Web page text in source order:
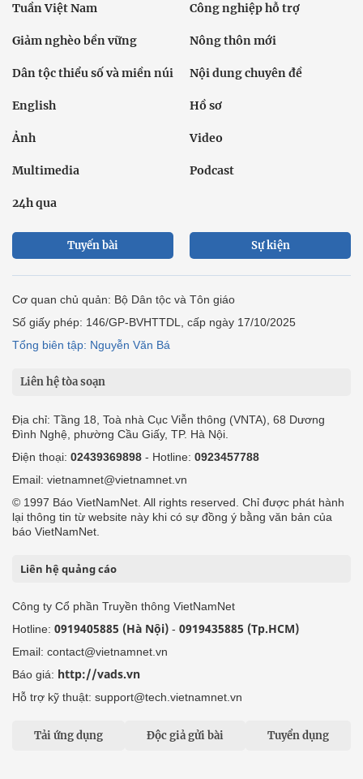
Tuần Việt Nam Công nghiệp hỗ trợ
Giảm nghèo bền vững Nông thôn mới
Dân tộc thiểu số và miền núi Nội dung chuyên đề
English Hồ sơ
Ảnh Video
Multimedia Podcast
24h qua
Tuyến bài Sự kiện
Cơ quan chủ quản: Bộ Dân tộc và Tôn giáo
Số giấy phép: 146/GP-BVHTTDL, cấp ngày 17/10/2025
Tổng biên tập: Nguyễn Văn Bá
Liên hệ tòa soạn
Địa chỉ: Tầng 18, Toà nhà Cục Viễn thông (VNTA), 68 Dương
Đình Nghệ, phường Cầu Giấy, TP. Hà Nội.
Điện thoại: 02439369898 - Hotline: 0923457788
Email: vietnamnet@vietnamnet.vn
© 1997 Báo VietNamNet. All rights reserved. Chỉ được phát hành
lại thông tin từ website này khi có sự đồng ý bằng văn bản của
báo VietNamNet.
Liên hệ quảng cáo
Công ty Cổ phần Truyền thông VietNamNet
Hotline: 0919405885 (Hà Nội) - 0919435885 (Tp.HCM)
Email: contact@vietnamnet.vn
Báo giá: http://vads.vn
Hỗ trợ kỹ thuật: support@tech.vietnamnet.vn
Tải ứng dụng Độc giả gửi bài Tuyển dụng